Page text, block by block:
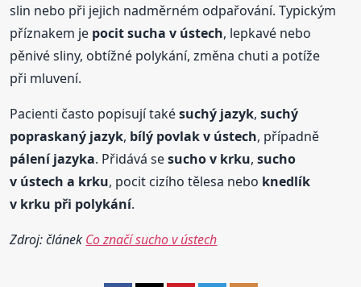
slin nebo při jejich nadměrném odpařování. Typickým
příznakem je pocit sucha v ústech, lepkavé nebo
pěnivé sliny, obtížné polykání, změna chuti a potíže
při mluvení.
Pacienti často popisují takésuchý jazyk,suchý
popraskaný jazyk, bílý povlak v ústech, případně
pálení jazyka. Přidává sesuchov krku,sucho
v ústech a krku, pocit cizího tělesa nebo knedlík
v krku při polykání.
Zdroj: článek Co značí sucho v ústech